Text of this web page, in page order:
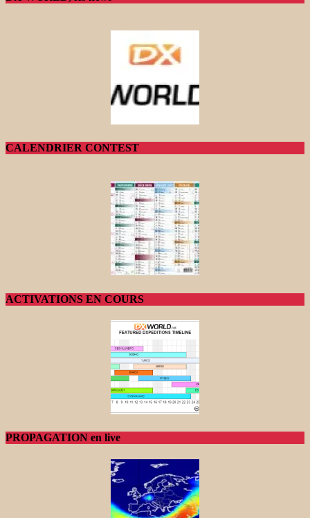
CALENDRIER CONTEST
ACTIVATIONS EN COURS
PROPAGATION en live